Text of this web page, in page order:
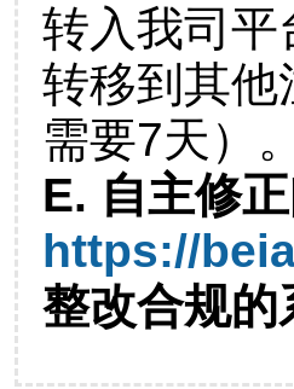
转入我司平
转移到其他
需要7天）。
E. 自主修
https://
整改合规的